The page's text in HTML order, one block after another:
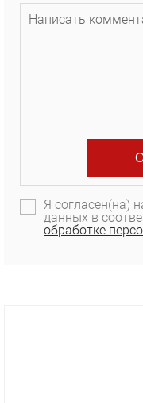
Я согласен(на)
данных в
обработке